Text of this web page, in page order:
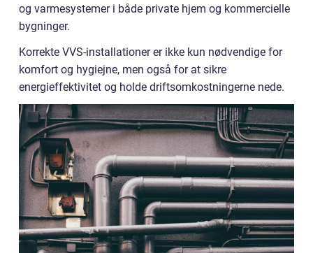
og varmesystemer i både private hjem og kommercielle
bygninger.
Korrekte VVS-installationer er ikke kun nødvendige for
komfort og hygiejne, men også for at sikre
energieffektivitet og holde driftsomkostningerne nede.